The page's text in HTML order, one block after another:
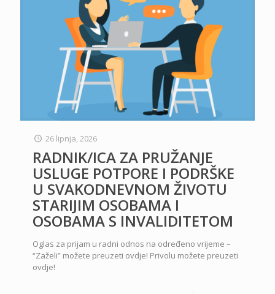
26 lipnja, 2026
RADNIK/ICA ZA PRUŽANJE
USLUGE POTPORE I PODRŠKE
U SVAKODNEVNOM ŽIVOTU
STARIJIM OSOBAMA I
OSOBAMA S INVALIDITETOM
Oglas za prijam u radni odnos na određeno vrijeme –
“Zaželi” možete preuzeti ovdje! Privolu možete preuzeti
ovdje!